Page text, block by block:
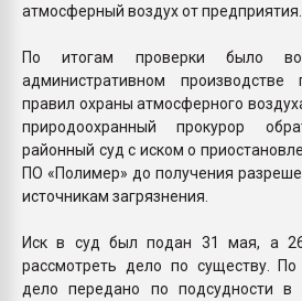
атмосферный воздух от предприятия.
По итогам проверки было
административном
правил охраны атмосферного
природоохранный прокурор
районный суд с иском о
ПО «Полимер» до получения
источникам загрязнения.
Иск в суд был подан 31 мая, а
рассмотреть дело по существу. По
дело передано по подсудности в